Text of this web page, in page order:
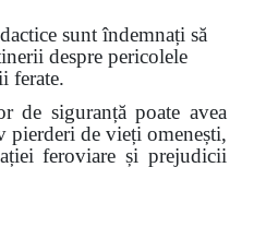
sunt îndemnați să
despre pericolele
ferate.
de siguranță poate avea
pierderi de vieți omenești,
feroviare și prejudicii